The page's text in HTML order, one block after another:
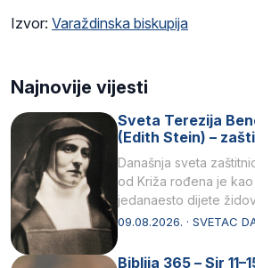
Izvor: Varaždinska biskupija
Najnovije vijesti
Sveta Terezija
(Edith Stein) –
Današnja sveta
od Križa rođena je kao
jedanaesto dijete
listopada 1891, u
09.08.2026. · SVETAC
Biblija 365 – Sir